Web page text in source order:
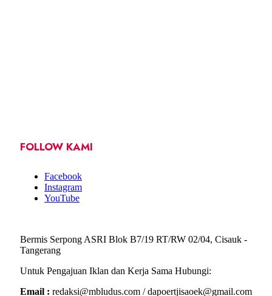
FOLLOW KAMI
Facebook
Instagram
YouTube
Bermis Serpong ASRI Blok B7/19 RT/RW 02/04, Cisauk -
Tangerang
Untuk Pengajuan Iklan dan Kerja Sama Hubungi:
Email : redaksi@mbludus.com / dapoertjisaoek@gmail.com